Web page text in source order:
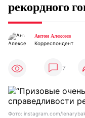
рекордного
Антон Алексеев
Корреспондент
7
Фото: instagram.com/